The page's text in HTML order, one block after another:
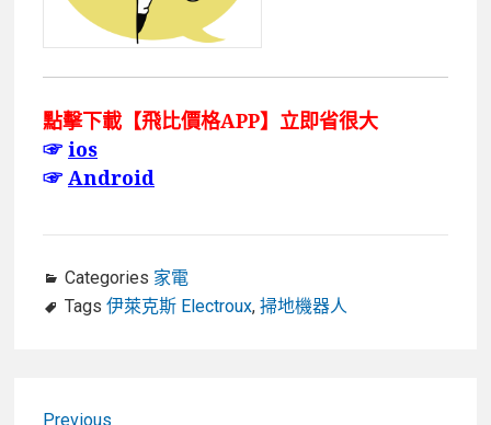
點擊下載【飛比價格APP】立即省很大
☞ios
☞Android
Categories 家電
Tags 伊萊克斯 Electroux, 掃地機器人
Previous